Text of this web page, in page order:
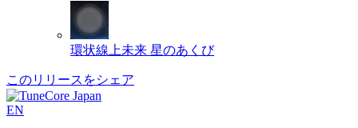
環状線上未来 星のあくび
このリリースをシェア
EN